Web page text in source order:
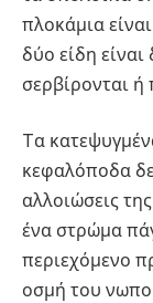
πλοκάμια
δύο είδη
σερβίρονται ή
Tα
κεφαλόποδα
αλλοιώσεις
ένα στρώμα
περιεχόμενο
οσμή του